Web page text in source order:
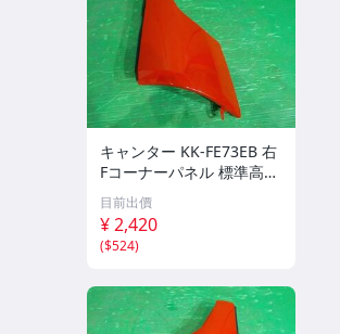
キャンター KK-FE73EB 右
Fコーナーパネル 標準高床
DX 3T 24V 4M51 MK997
198
目前出價
¥ 2,420
($524)